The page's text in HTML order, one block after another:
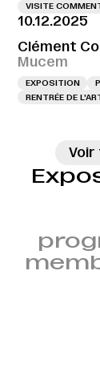
VISITE
10.12.2025
Clément
Mucem
EXPOSITION
RENTRÉE DE
Voir